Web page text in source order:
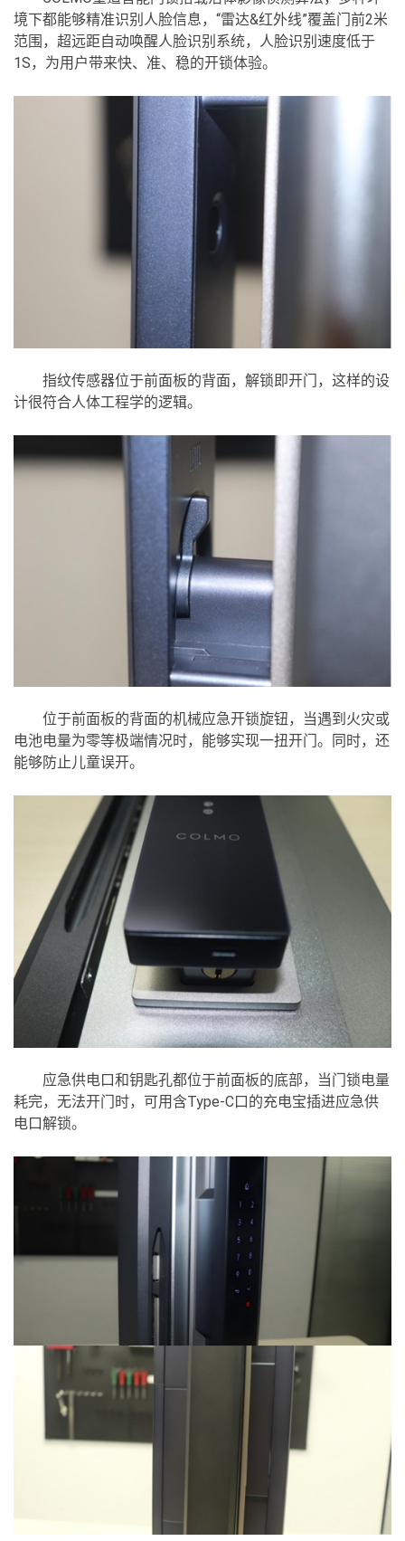
境下都能够精准识别人脸信息，“雷达&红外线”覆盖门前2米
范围，超远距自动唤醒人脸识别系统，人脸识别速度低于
1S，为用户带来快、准、稳的开锁体验。
指纹传感器位于前面板的背面，解锁即开门，这样的设
计很符合人体工程学的逻辑。
位于前面板的背面的机械应急开锁旋钮，当遇到火灾或
电池电量为零等极端情况时，能够实现一扭开门。同时，还
能够防止儿童误开。
应急供电口和钥匙孔都位于前面板的底部，当门锁电量
耗完，无法开门时，可用含Type-C口的充电宝插进应急供
电口解锁。